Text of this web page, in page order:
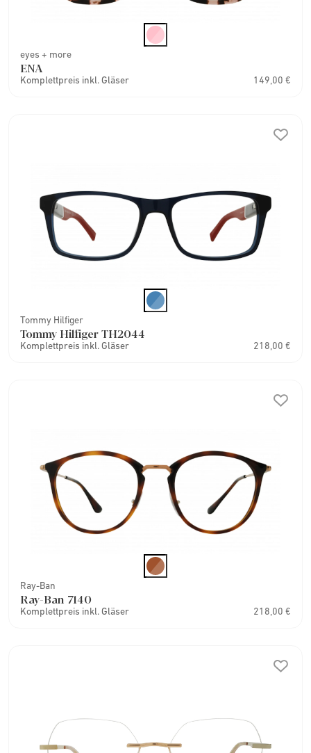
eyes + more
ENA
Komplettpreis inkl. Gläser 149,00 €
Tommy Hilfiger
Tommy Hilfiger TH2044
Komplettpreis inkl. Gläser 218,00 €
Ray-Ban
Ray-Ban 7140
Komplettpreis inkl. Gläser 218,00 €